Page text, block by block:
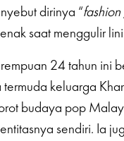
dirinya “fashion
saat menggulir
24 tahun ini
keluarga
budaya pop
sendiri. Ia